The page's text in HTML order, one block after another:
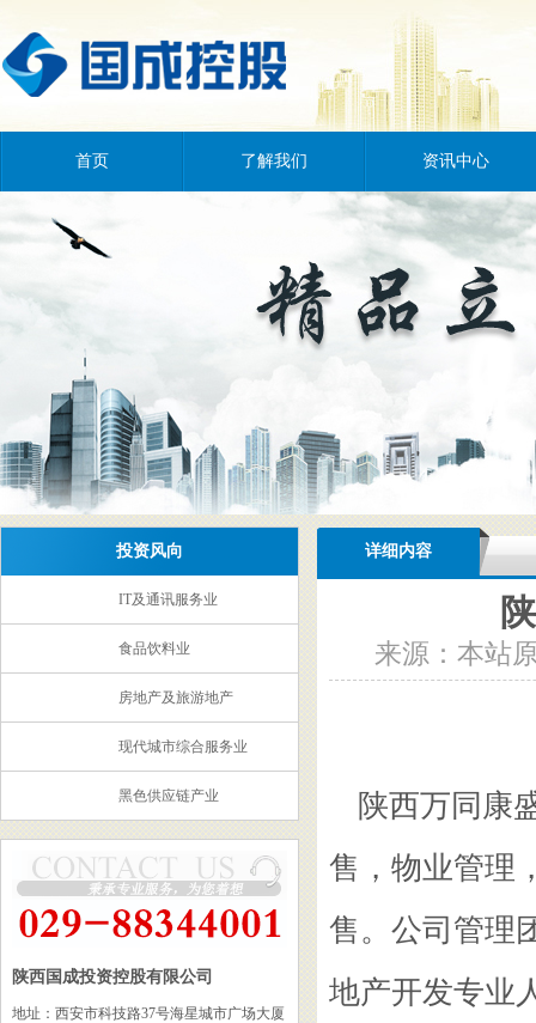
首页 了解我们 资讯中心
投资风向
IT及通讯服务业
食品饮料业
房地产及旅游地产
现代城市综合服务业
黑色供应链产业
陕西国成投资控股有限公司
地址：西安市科技路37号海星城市广场大厦
详细内容
来源：本站
陕西万同康
售，物业管理
售。公司管理
地产开发专业